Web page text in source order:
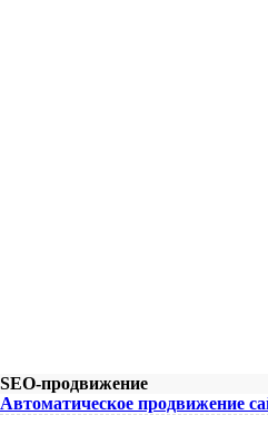
SEO-продвижение
Автоматическое продвижение